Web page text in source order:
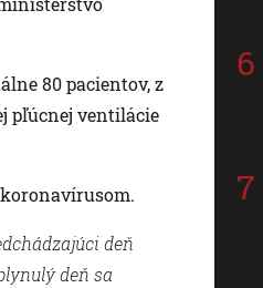
80 pacientov, z
pľúcnej ventilácie
deň
deň sa